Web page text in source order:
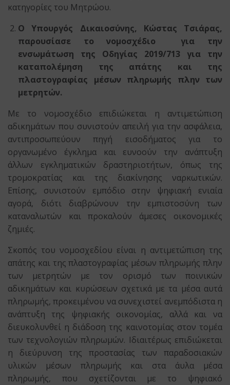
κατηγορίες του Μητρώου.
Ο Υπουργός Δικαιοσύνης, Κώστας Τσιάρας,
παρουσίασε το νομοσχέδιο για την
ενσωμάτωση της Οδηγίας 2019/713 για την
καταπολέμηση της απάτης και της
πλαστογραφίας μέσων πληρωμής πλην των
μετρητών.
Με το νομοσχέδιο επιδιώκεται η αντιμετώπιση
αδικημάτων που συνιστούν απειλή για την ασφάλεια,
αντιπροσωπεύουν πηγή εισοδήματος για το
οργανωμένο έγκλημα και ευνοούν την ανάπτυξη
άλλων εγκληματικών δραστηριοτήτων, όπως της
τρομοκρατίας και της διακίνησης ναρκωτικών.
Επίσης, συνιστούν εμπόδιο στην ψηφιακή ενιαία
αγορά, διότι διαβρώνουν την εμπιστοσύνη των
καταναλωτών και προκαλούν άμεσες οικονομικές
ζημιές.
Σκοπός του νομοσχεδίου είναι η αντιμετώπιση της
απάτης και της πλαστογραφίας μέσων πληρωμής πλην
των μετρητών με τον ορισμό των ποινικών
αδικημάτων και κυρώσεων σχετικά με τα μέσα αυτά
πληρωμής, προκειμένου να συνεχιστεί ανεμπόδιστα η
ανάπτυξη της ψηφιακής οικονομίας, αλλά και να
διευκολυνθεί η διάδοση της καινοτομίας στον τομέα
των τεχνολογιών πληρωμών. Ιδιαιτέρως επιδιώκεται
η διεύρυνση της προστασίας των παραδοσιακών
υλικών μέσων πληρωμής και στα άυλα μέσα
πληρωμής, που σχετίζονται με το ψηφιακό